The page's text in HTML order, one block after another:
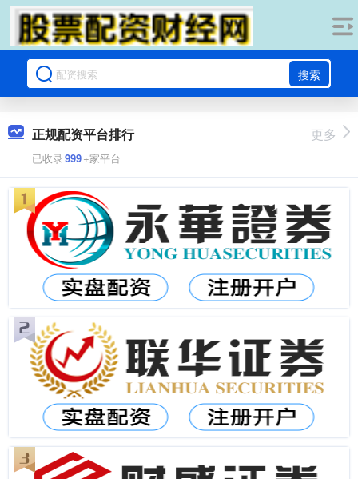
搜索
正规配资平台排行
已收录999+家平台
更多